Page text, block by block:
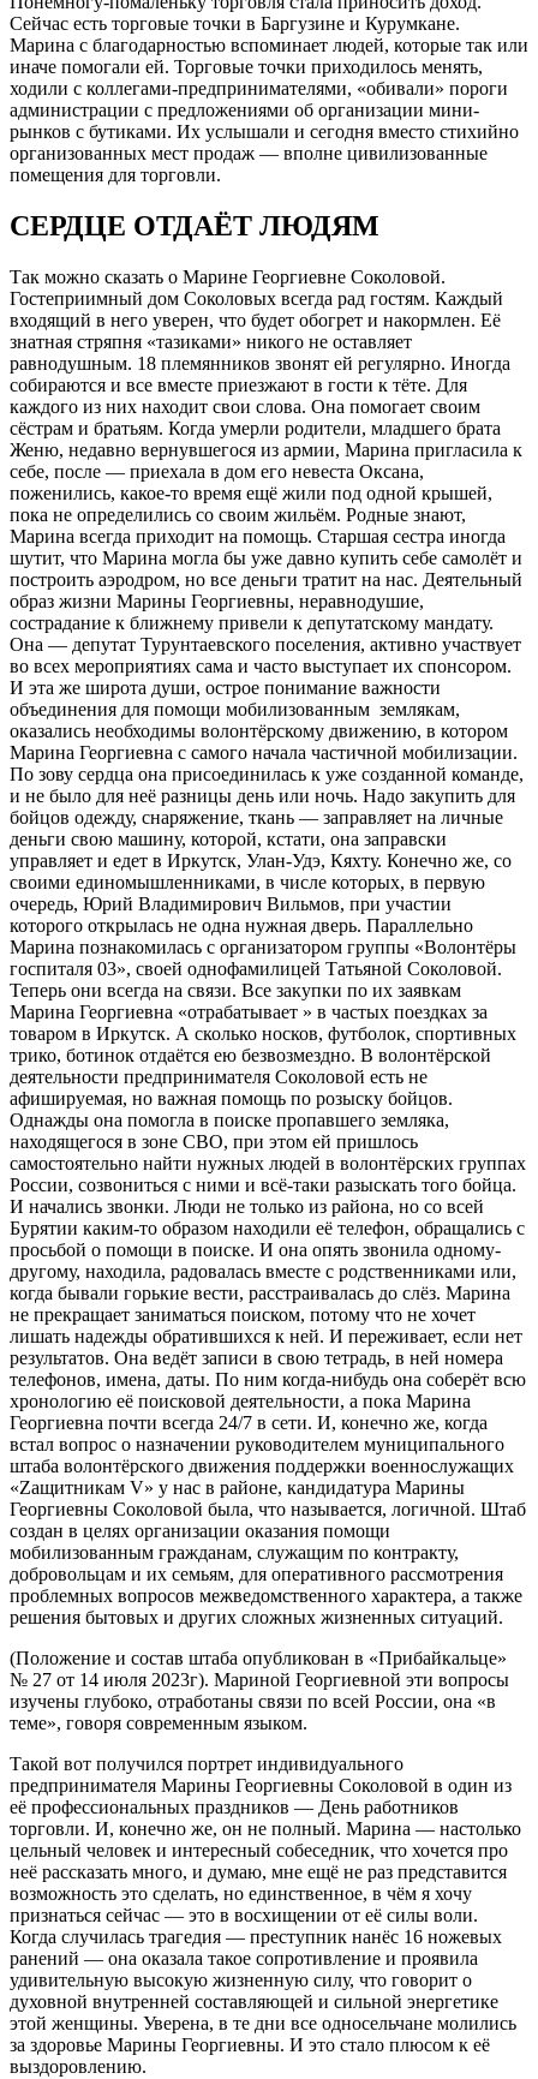
Сейчас есть торговые точки в Баргузине и Курумкане.
Марина с благодарностью вспоминает людей, которые так или
иначе помогали ей. Торговые точки приходилось менять,
ходили с коллегами-предпринимателями, «обивали» пороги
администрации с предложениями об организации мини-
рынков с бутиками. Их услышали и сегодня вместо стихийно
организованных мест продаж — вполне цивилизованные
помещения для торговли.
СЕРДЦЕ ОТДАЁТ ЛЮДЯМ
Так можно сказать о Марине Георгиевне Соколовой.
Гостеприимный дом Соколовых всегда рад гостям. Каждый
входящий в него уверен, что будет обогрет и накормлен. Её
знатная стряпня «тазиками» никого не оставляет
равнодушным. 18 племянников звонят ей регулярно. Иногда
собираются и все вместе приезжают в гости к тёте. Для
каждого из них находит свои слова. Она помогает своим
сёстрам и братьям. Когда умерли родители, младшего брата
Женю, недавно вернувшегося из армии, Марина пригласила к
себе, после — приехала в дом его невеста Оксана,
поженились, какое-то время ещё жили под одной крышей,
пока не определились со своим жильём. Родные знают,
Марина всегда приходит на помощь. Старшая сестра иногда
шутит, что Марина могла бы уже давно купить себе самолёт и
построить аэродром, но все деньги тратит на нас. Деятельный
образ жизни Марины Георгиевны, неравнодушие,
сострадание к ближнему привели к депутатскому мандату.
Она — депутат Турунтаевского поселения, активно участвует
во всех мероприятиях сама и часто выступает их спонсором.
И эта же широта души, острое понимание важности
объединения для помощи мобилизованным землякам,
оказались необходимы волонтёрскому движению, в котором
Марина Георгиевна с самого начала частичной мобилизации.
По зову сердца она присоединилась к уже созданной команде,
и не было для неё разницы день или ночь. Надо закупить для
бойцов одежду, снаряжение, ткань — заправляет на личные
деньги свою машину, которой, кстати, она заправски
управляет и едет в Иркутск, Улан-Удэ, Кяхту. Конечно же, со
своими единомышленниками, в числе которых, в первую
очередь, Юрий Владимирович Вильмов, при участии
которого открылась не одна нужная дверь. Параллельно
Марина познакомилась с организатором группы «Волонтёры
госпиталя 03», своей однофамилицей Татьяной Соколовой.
Теперь они всегда на связи. Все закупки по их заявкам
Марина Георгиевна «отрабатывает » в частых поездках за
товаром в Иркутск. А сколько носков, футболок, спортивных
трико, ботинок отдаётся ею безвозмездно. В волонтёрской
деятельности предпринимателя Соколовой есть не
афишируемая, но важная помощь по розыску бойцов.
Однажды она помогла в поиске пропавшего земляка,
находящегося в зоне СВО, при этом ей пришлось
самостоятельно найти нужных людей в волонтёрских группах
России, созвониться с ними и всё-таки разыскать того бойца.
И начались звонки. Люди не только из района, но со всей
Бурятии каким-то образом находили её телефон, обращались с
просьбой о помощи в поиске. И она опять звонила одному-
другому, находила, радовалась вместе с родственниками или,
когда бывали горькие вести, расстраивалась до слёз. Марина
не прекращает заниматься поиском, потому что не хочет
лишать надежды обратившихся к ней. И переживает, если нет
результатов. Она ведёт записи в свою тетрадь, в ней номера
телефонов, имена, даты. По ним когда-нибудь она соберёт всю
хронологию её поисковой деятельности, а пока Марина
Георгиевна почти всегда 24/7 в сети. И, конечно же, когда
встал вопрос о назначении руководителем муниципального
штаба волонтёрского движения поддержки военнослужащих
«Zащитникам V» у нас в районе, кандидатура Марины
Георгиевны Соколовой была, что называется, логичной. Штаб
создан в целях организации оказания помощи
мобилизованным гражданам, служащим по контракту,
добровольцам и их семьям, для оперативного рассмотрения
проблемных вопросов межведомственного характера, а также
решения бытовых и других сложных жизненных ситуаций.
(Положение и состав штаба опубликован в «Прибайкальце»
№ 27 от 14 июля 2023г). Мариной Георгиевной эти вопросы
изучены глубоко, отработаны связи по всей России, она «в
теме», говоря современным языком.
Такой вот получился портрет индивидуального
предпринимателя Марины Георгиевны Соколовой в один из
её профессиональных праздников — День работников
торговли. И, конечно же, он не полный. Марина — настолько
цельный человек и интересный собеседник, что хочется про
неё рассказать много, и думаю, мне ещё не раз представится
возможность это сделать, но единственное, в чём я хочу
признаться сейчас — это в восхищении от её силы воли.
Когда случилась трагедия — преступник нанёс 16 ножевых
ранений — она оказала такое сопротивление и проявила
удивительную высокую жизненную силу, что говорит о
духовной внутренней составляющей и сильной энергетике
этой женщины. Уверена, в те дни все односельчане молились
за здоровье Марины Георгиевны. И это стало плюсом к её
выздоровлению.